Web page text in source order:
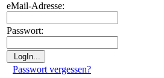
eMail-Adresse:
Passwort:
Passwort vergessen?